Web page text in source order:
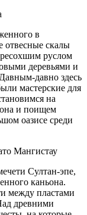
в
отвесные скалы
руслом
деревьями и
давно здесь
мастерские для
на
и поищем
оазисе среди
Султан-эпе,
каньона.
между пластами
древними